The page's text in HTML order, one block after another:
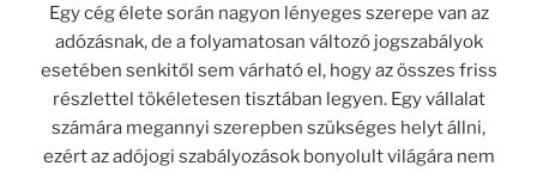
Egy cég élete során nagyon lényeges szerepe van az
adózásnak, de a folyamatosan változó jogszabályok
esetében senkitől sem várható el, hogy az összes friss
részlettel tökéletesen tisztában legyen. Egy vállalat
számára megannyi szerepben szükséges helyt állni,
ezért az adójogi szabályozások bonyolult világára nem